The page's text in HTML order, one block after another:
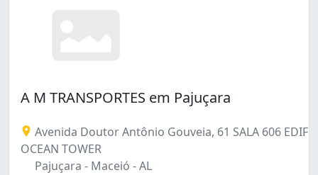
A M TRANSPORTES em Pajuçara
Avenida Doutor Antônio Gouveia, 61 SALA 606 EDIF
OCEAN TOWER
Pajuçara - Maceió - AL